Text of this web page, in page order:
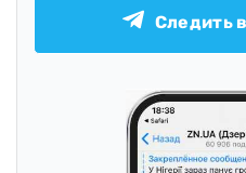
Следить